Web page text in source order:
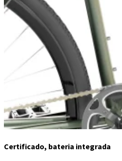
Certificado, bateria integrada